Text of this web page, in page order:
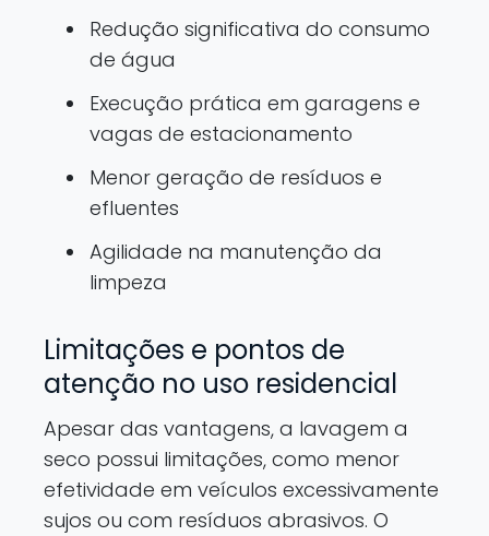
Redução significativa do consumo
de água
Execução prática em garagens e
vagas de estacionamento
Menor geração de resíduos e
efluentes
Agilidade na manutenção da
limpeza
Limitações e pontos de
atenção no uso residencial
Apesar das vantagens, a lavagem a
seco possui limitações, como menor
efetividade em veículos excessivamente
sujos ou com resíduos abrasivos. O